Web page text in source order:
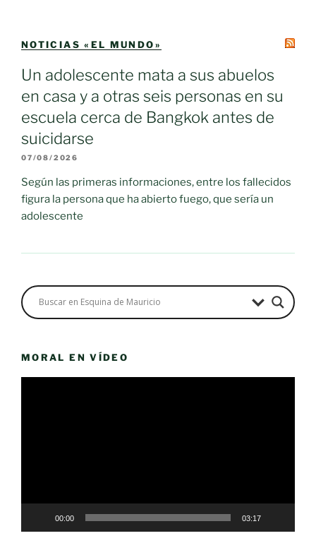
NOTICIAS «EL MUNDO»
Un adolescente mata a sus abuelos
en casa y a otras seis personas en su
escuela cerca de Bangkok antes de
suicidarse
07/08/2026
Según las primeras informaciones, entre los fallecidos
figura la persona que ha abierto fuego, que sería un
adolescente
MORAL EN VÍDEO
00:00 03:17